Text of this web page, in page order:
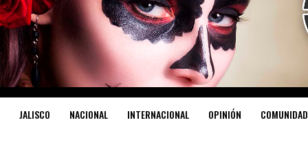
JALISCO NACIONAL INTERNACIONAL OPINIÓN COMUNIDAD